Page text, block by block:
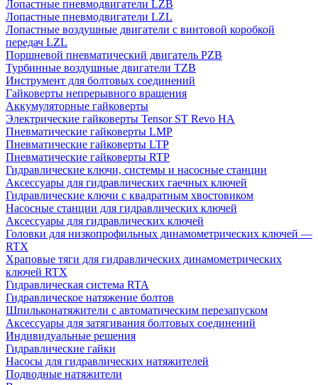
Лопастные пневмодвигатели LZB
Лопастные пневмодвигатели LZL
Лопастные воздушные двигатели с винтовой коробкой
передач LZL
Поршневой пневматический двигатель PZB
Турбинные воздушные двигатели TZB
Инструмент для болтовых соединений
Гайковерты непрерывного вращения
Аккумуляторные гайковерты
Электрические гайковерты Tensor ST Revo HA
Пневматические гайковерты LMP
Пневматические гайковерты LTP
Пневматические гайковерты RTP
Гидравлические ключи, системы и насосные станции
Аксессуары для гидравлических гаечных ключей
Гидравлические ключи с квадратным хвостовиком
Насосные станции для гидравлических ключей
Аксессуары для гидравлических ключей
Головки для низкопрофильных динамометрических ключей —
RTX
Храповые тяги для гидравлических динамометрических
ключей RTX
Гидравлическая система RTA
Гидравлическое натяжение болтов
Шпильконатяжители с автоматическим перезапуском
Аксессуары для затягивания болтовых соединений
Индивидуальные решения
Гидравлические гайки
Насосы для гидравлических натяжителей
Подводные натяжители